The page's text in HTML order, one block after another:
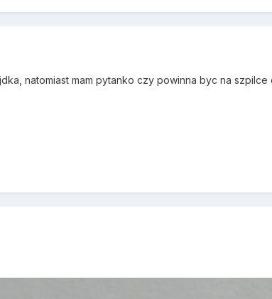
natomiast mam pytanko czy powinna byc na